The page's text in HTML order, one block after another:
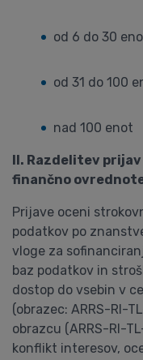
od 6 do 30
od 31 do 100
nad 100 enot
II. Razdelitev
finančno
Prijave oceni
podatkov po
vloge za
baz podatkov in
dostop do vsebin v
(obrazec: ARRS-RI-
obrazcu (ARRS-RI-
konflikt interesov,